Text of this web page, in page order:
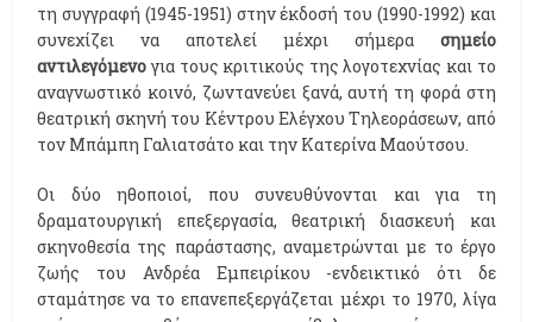
τη συγγραφή (1945-1951) στην έκδοσή του (1990-1992) και
συνεχίζει να αποτελεί μέχρι σήμερα σημείο
αντιλεγόμενογια τους κριτικούς της λογοτεχνίας και το
αναγνωστικό κοινό, ζωντανεύει ξανά, αυτή τη φορά στη
θεατρική σκηνή του Κέντρου Ελέγχου Τηλεοράσεων, από
τον Μπάμπη Γαλιατσάτο και την Κατερίνα Μαούτσου.
Οι δύο ηθοποιοί, που συνευθύνονται και για τη
δραματουργική επεξεργασία, θεατρική διασκευή και
σκηνοθεσία της παράστασης, αναμετρώνται με το έργο
ζωής του Ανδρέα Εμπειρίκου -ενδεικτικό ότι δε
σταμάτησε να το επανεπεξεργάζεται μέχρι το 1970, λίγα